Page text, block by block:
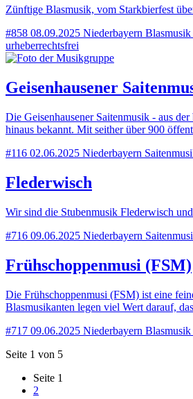
Zünftige Blasmusik, vom Starkbierfest
#858 08.09.2025 Niederbayern Blasmusik
urheberrechtsfrei
Geisenhausener
Die Geisenhausener Saitenmusik - aus
hinaus bekannt. Mit seither über 900
#116 02.06.2025 Niederbayern
Flederwisch
Wir sind die Stubenmusik Flederwisch
#716 09.06.2025 Niederbayern
Frühschoppenmusi (FSM)
Die Frühschoppenmusi (FSM) ist eine
Blasmusikanten legen viel Wert darauf,
#717 09.06.2025 Niederbayern Blasmusik
Seite 1 von 5
Seite 1
2